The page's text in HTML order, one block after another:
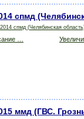
спмд
…
ммд (ГВС.